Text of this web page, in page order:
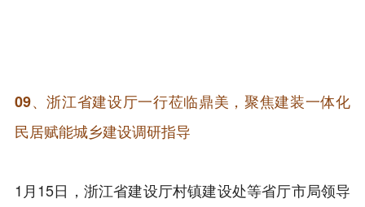
09、浙江省建设厅一行莅临鼎美，聚焦建装一体化
民居赋能城乡建设调研指导
1月15日，浙江省建设厅村镇建设处等省厅市局领导